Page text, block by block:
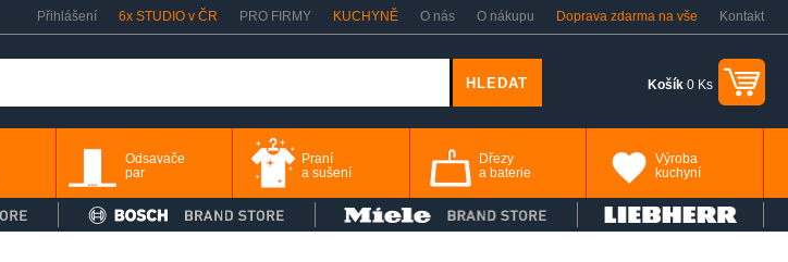
Přihlášení 6x STUDIO v ČR PRO FIRMY KUCHYNĚ O nás O nákupu Doprava zdarma na vše Kontakt
Košík0 Ks
Odsavače
par
Praní
a sušení
Dřezy
a baterie
Výroba
kuchyní